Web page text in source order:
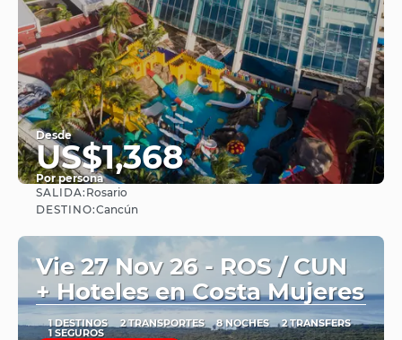
Desde
US$1,368
Por persona
SALIDA: Rosario
DESTINO:Cancún
Vie 27 Nov 26 - ROS / CUN
+ Hoteles en Costa Mujeres
1 DESTINOS 2 TRANSPORTES 8 NOCHES 2 TRANSFERS
1 SEGUROS